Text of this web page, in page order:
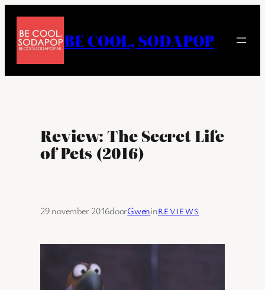
naar
inhoud
BE COOL, SODAPOP
Review: The Secret Life
of Pets (2016)
29 november 2016doorGweninREVIEWS